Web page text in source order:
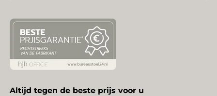
Altijd tegen de beste prijs voor u